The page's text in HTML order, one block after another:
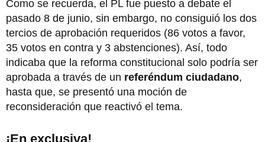
Como se recuerda, el PL fue puesto a debate el
pasado 8 de junio, sin embargo, no consiguió los dos
tercios de aprobación requeridos (86 votos a favor,
35 votos en contra y 3 abstenciones). Así, todo
indicaba que la reforma constitucional solo podría ser
aprobada a través de un referéndum ciudadano,
hasta que, se presentó una moción de
reconsideración que reactivó el tema.
¡En exclusiva!